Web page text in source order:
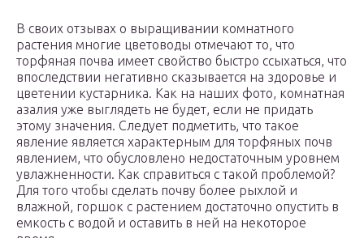
В своих отзывах о выращивании комнатного
растения многие цветоводы отмечают то, что
торфяная почва имеет свойство быстро ссыхаться, что
впоследствии негативно сказывается на здоровье и
цветении кустарника. Как на наших фото, комнатная
азалия уже выглядеть не будет, если не придать
этому значения. Следует подметить, что такое
явление является характерным для торфяных почв
явлением, что обусловлено недостаточным уровнем
увлажненности. Как справиться с такой проблемой?
Для того чтобы сделать почву более рыхлой и
влажной, горшок с растением достаточно опустить в
емкость с водой и оставить в ней на некоторое